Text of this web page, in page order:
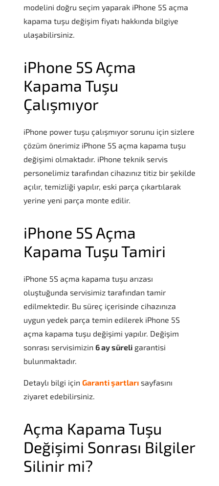
modelini doğru seçim yaparak iPhone 5S açma
kapama tuşu değişim fiyatı hakkında bilgiye
ulaşabilirsiniz.
iPhone 5S Açma
Kapama Tuşu
Çalışmıyor
iPhone power tuşu çalışmıyor sorunu için sizlere
çözüm önerimiz iPhone 5S açma kapama tuşu
değişimi olmaktadır. iPhone teknik servis
personelimiz tarafından cihazınız titiz bir şekilde
açılır, temizliği yapılır, eski parça çıkartılarak
yerine yeni parça monte edilir.
iPhone 5S Açma
Kapama Tuşu Tamiri
iPhone 5S açma kapama tuşu arızası
oluştuğunda servisimiz tarafından tamir
edilmektedir. Bu süreç içerisinde cihazınıza
uygun yedek parça temin edilerek iPhone 5S
açma kapama tuşu değişimi yapılır. Değişim
sonrası servisimizin 6 ay süreli garantisi
bulunmaktadır.
Detaylı bilgi için Garanti şartları sayfasını
ziyaret edebilirsiniz.
Açma Kapama Tuşu
Değişimi Sonrası Bilgiler
Silinir mi?